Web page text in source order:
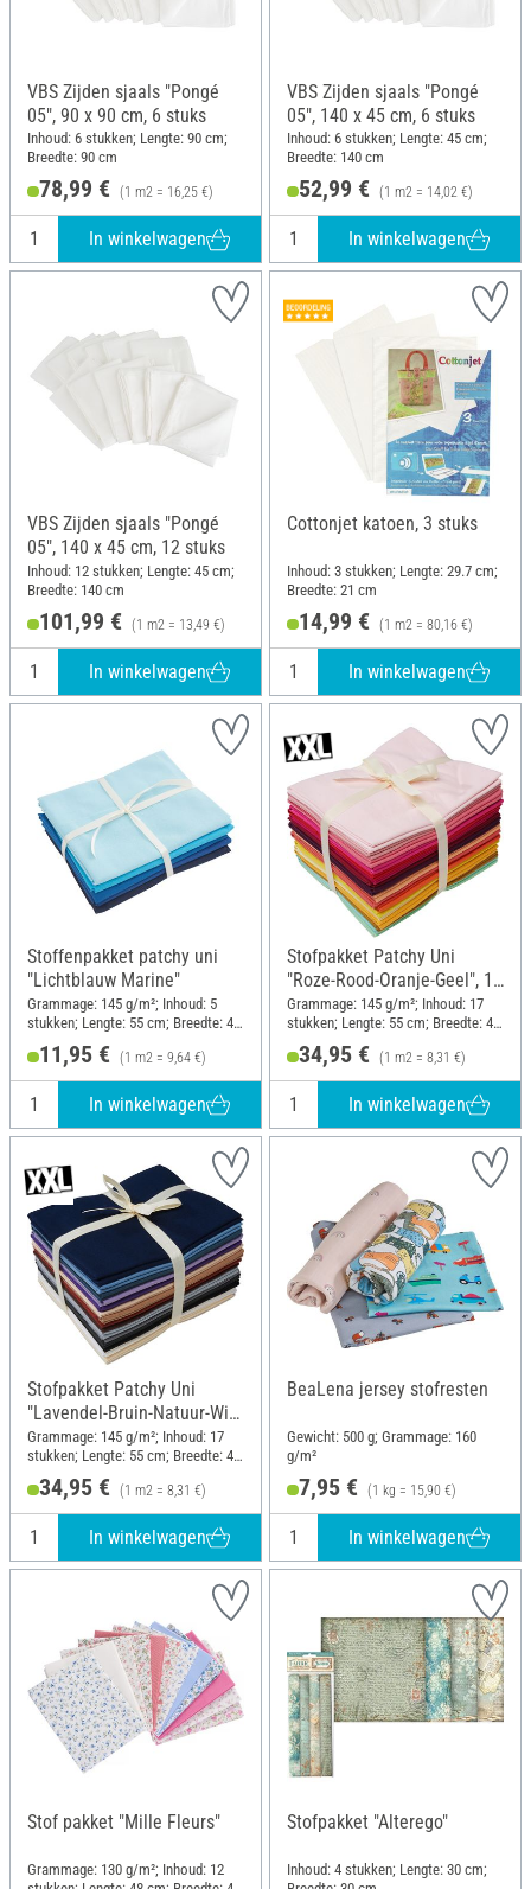
VBS Zijden sjaals "Pongé
05", 90 x 90 cm, 6 stuks
Inhoud: 6 stukken; Lengte: 90 cm;
Breedte: 90 cm
78,99 € (1 m2 = 16,25 €)
In winkelwagen
VBS Zijden sjaals "Pongé
05", 140 x 45 cm, 6 stuks
Inhoud: 6 stukken; Lengte: 45 cm;
Breedte: 140 cm
52,99 € (1 m2 = 14,02 €)
In winkelwagen
VBS Zijden sjaals "Pongé
05", 140 x 45 cm, 12 stuks
Inhoud: 12 stukken; Lengte: 45 cm;
Breedte: 140 cm
101,99 € (1 m2 = 13,49 €)
In winkelwagen
Cottonjet katoen, 3 stuks
Inhoud: 3 stukken; Lengte: 29.7 cm;
Breedte: 21 cm
14,99 € (1 m2 = 80,16 €)
In winkelwagen
Stoffenpakket patchy uni
"Lichtblauw Marine"
Grammage: 145 g/m²; Inhoud: 5
stukken; Lengte: 55 cm; Breedte: 45
11,95 € (1 m2 = 9,64 €)
In winkelwagen
Stofpakket Patchy Uni
"Roze-Rood-Oranje-Geel", 17
stekken
Grammage: 145 g/m²; Inhoud: 17
stukken; Lengte: 55 cm; Breedte: 45
34,95 € (1 m2 = 8,31 €)
In winkelwagen
Stofpakket Patchy Uni
"Lavendel-Bruin-Natuur-Wit",
17 stekken
Grammage: 145 g/m²; Inhoud: 17
stukken; Lengte: 55 cm; Breedte: 45
34,95 € (1 m2 = 8,31 €)
In winkelwagen
BeaLena jersey stofresten
Gewicht: 500 g; Grammage: 160
g/m²
7,95 € (1 kg = 15,90 €)
In winkelwagen
Stof pakket "Mille Fleurs"
Grammage: 130 g/m²; Inhoud: 12
Stofpakket "Alterego"
Inhoud: 4 stukken; Lengte: 30 cm;